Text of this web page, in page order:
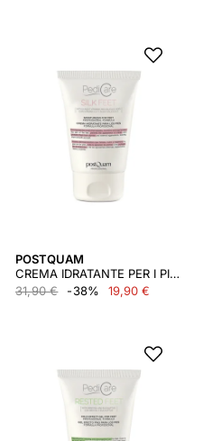
POSTQUAM
CREMA IDRATANTE PER I PIEDI. 100 ML
31,90 €
-38% 19,90 €